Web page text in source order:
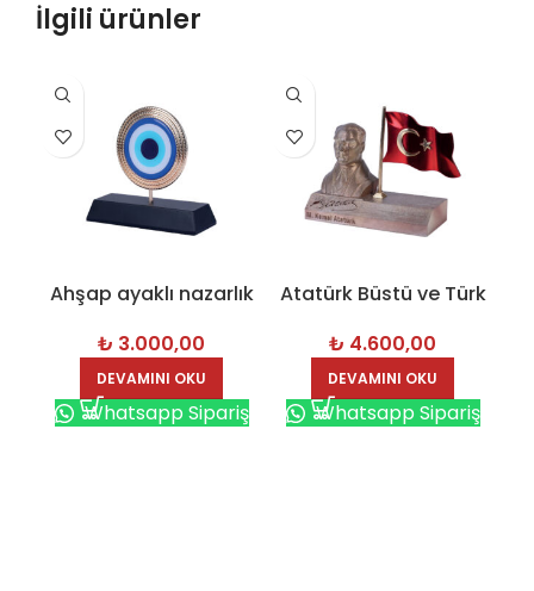
İlgili ürünler
Ahşap ayaklı nazarlık
₺ 3.000,00
DEVAMINI OKU
Whatsapp Sipariş
Atatürk Büstü ve Türk
₺ 4.600,00
DEVAMINI OKU
Whatsapp Sipariş